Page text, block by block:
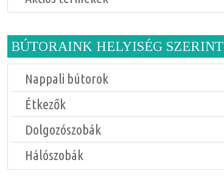
BÚTORAINK HELYISÉG SZERINT
Nappali bútorok
Étkezők
Dolgozószobák
Hálószobák